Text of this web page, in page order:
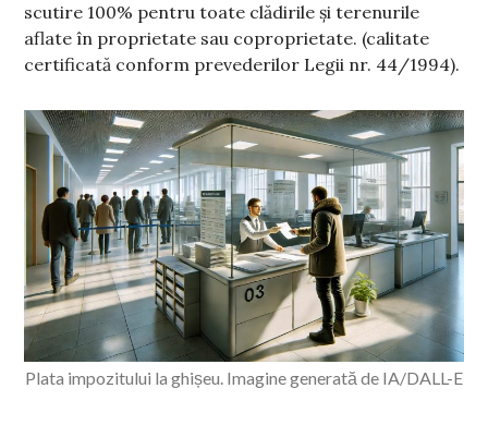
scutire 100% pentru toate clădirile și terenurile
aflate în proprietate sau coproprietate. (calitate
certificată conform prevederilor Legii nr. 44/1994).
Plata impozitului la ghișeu. Imagine generată de IA/DALL-E